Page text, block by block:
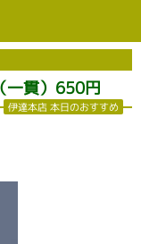
貫）650円
伊達本店 本日のおすすめ